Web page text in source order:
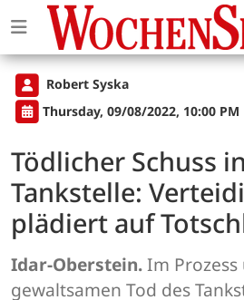
Robert Syska
Thursday, 09/08/2022, 10:00 PM
Tödlicher Schuss
Tankstelle:
plädiert auf
Idar-Oberstein.Im
gewaltsamen Tod des